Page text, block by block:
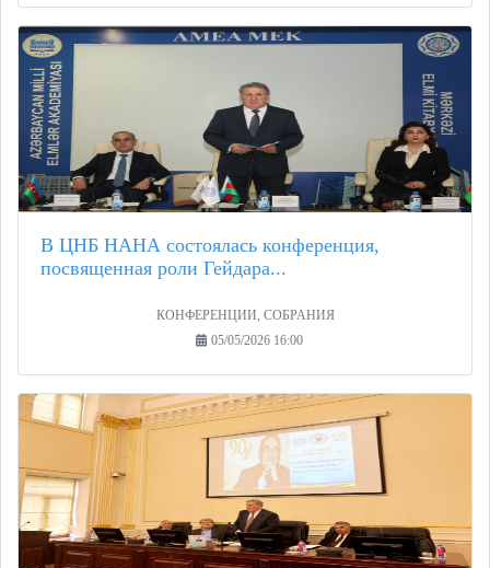
В ЦНБ НАНА состоялась конференция,
посвященная роли Гейдара...
КОНФЕРЕНЦИИ, СОБРАНИЯ
05/05/2026 16:00